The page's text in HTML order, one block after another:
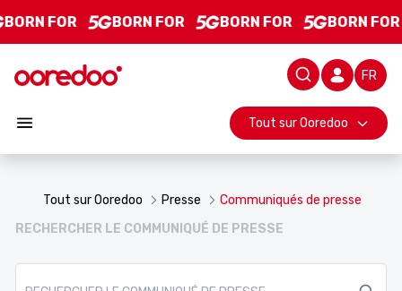
Saut au contenu principal
FOR BORN FOR BORN FOR BORN FOR
Barre
Tout sur Ooredoo
Tout sur Ooredoo Presse
Communiqués de presse
RECHERCHER LE COMMUNIQUÉ DE PRESSE